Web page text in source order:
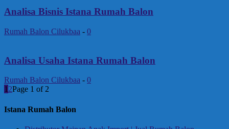
Analisa Bisnis Istana Rumah Balon
Rumah Balon Cilukbaa - 0
Analisa Usaha Istana Rumah Balon
Rumah Balon Cilukbaa - 0
1 2Page 1 of 2
Istana Rumah Balon